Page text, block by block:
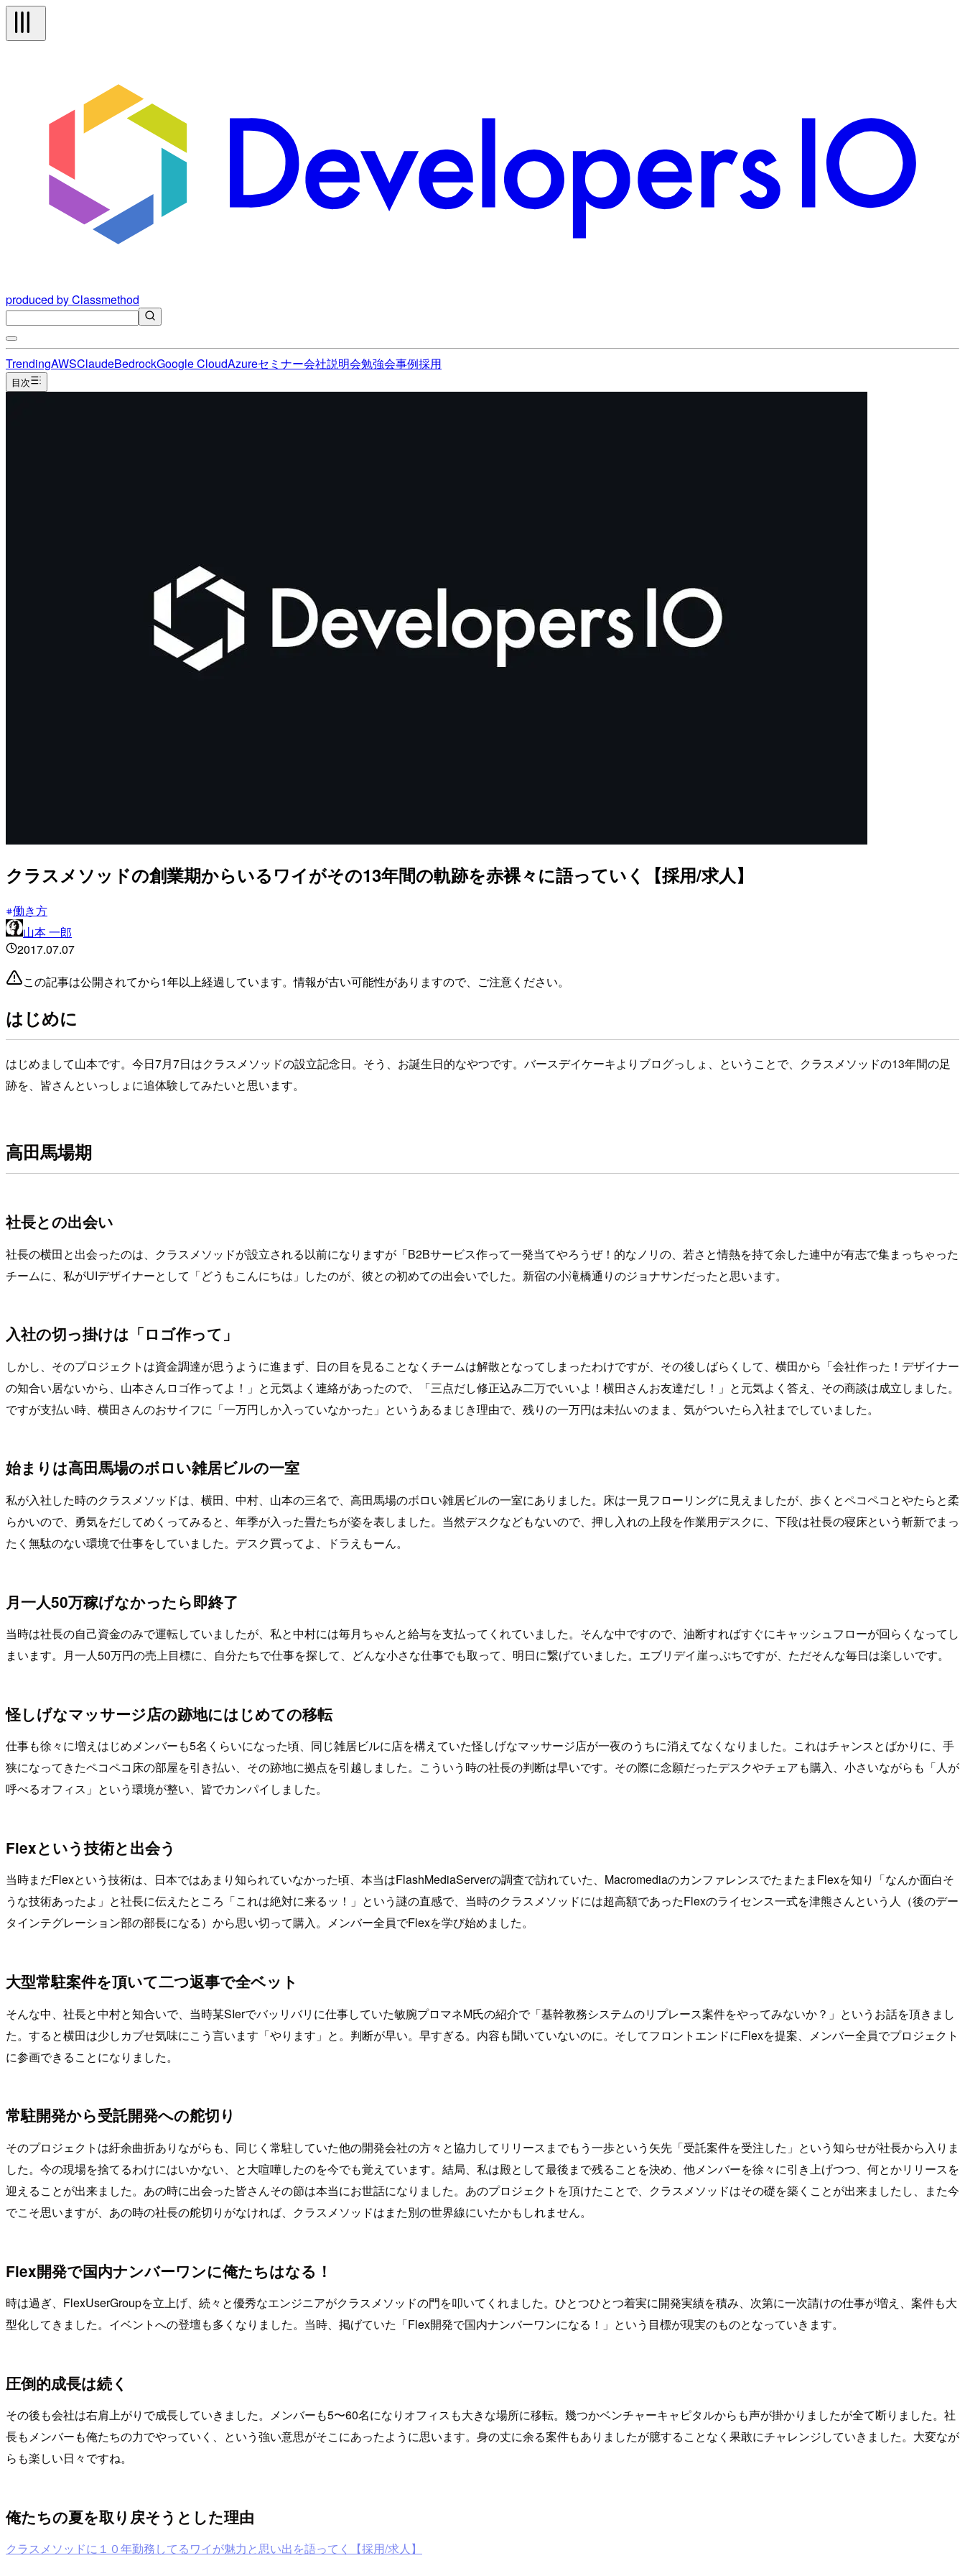
produced by Classmethod
TrendingAWSClaudeBedrockGoogle CloudAzureセミナー会社説明会勉強会事例採用
目次
クラスメソッドの創業期からいるワイがその13年間の軌跡を赤裸々に語っていく【採用/求人】
働き方
山本 一郎
2017.07.07
この記事は公開されてから1年以上経過しています。情報が古い可能性がありますので、ご注意ください。
はじめに
はじめまして山本です。今日7月7日はクラスメソッドの設立記念日。そう、お誕生日的なやつです。バースデイケーキよりブログっしょ、ということで、クラスメソッドの13年間の足
跡を、皆さんといっしょに追体験してみたいと思います。
高田馬場期
社長との出会い
社長の横田と出会ったのは、クラスメソッドが設立される以前になりますが「B2Bサービス作って一発当てやろうぜ！的なノリの、若さと情熱を持て余した連中が有志で集まっちゃった
チームに、私がUIデザイナーとして「どうもこんにちは」したのが、彼との初めての出会いでした。新宿の小滝橋通りのジョナサンだったと思います。
入社の切っ掛けは「ロゴ作って」
しかし、そのプロジェクトは資金調達が思うように進まず、日の目を見ることなくチームは解散となってしまったわけですが、その後しばらくして、横田から「会社作った！デザイナー
の知合い居ないから、山本さんロゴ作ってよ！」と元気よく連絡があったので、「三点だし修正込み二万でいいよ！横田さんお友達だし！」と元気よく答え、その商談は成立しました。
ですが支払い時、横田さんのおサイフに「一万円しか入っていなかった」というあるまじき理由で、残りの一万円は未払いのまま、気がついたら入社までしていました。
始まりは高田馬場のボロい雑居ビルの一室
私が入社した時のクラスメソッドは、横田、中村、山本の三名で、高田馬場のボロい雑居ビルの一室にありました。床は一見フローリングに見えましたが、歩くとペコペコとやたらと柔
らかいので、勇気をだしてめくってみると、年季が入った畳たちが姿を表しました。当然デスクなどもないので、押し入れの上段を作業用デスクに、下段は社長の寝床という斬新でまっ
たく無駄のない環境で仕事をしていました。デスク買ってよ、ドラえもーん。
月一人50万稼げなかったら即終了
当時は社長の自己資金のみで運転していましたが、私と中村には毎月ちゃんと給与を支払ってくれていました。そんな中ですので、油断すればすぐにキャッシュフローが回らくなってし
まいます。月一人50万円の売上目標に、自分たちで仕事を探して、どんな小さな仕事でも取って、明日に繋げていました。エブリデイ崖っぷちですが、ただそんな毎日は楽しいです。
怪しげなマッサージ店の跡地にはじめての移転
仕事も徐々に増えはじめメンバーも5名くらいになった頃、同じ雑居ビルに店を構えていた怪しげなマッサージ店が一夜のうちに消えてなくなりました。これはチャンスとばかりに、手
狭になってきたペコペコ床の部屋を引き払い、その跡地に拠点を引越しました。こういう時の社長の判断は早いです。その際に念願だったデスクやチェアも購入、小さいながらも「人が
呼べるオフィス」という環境が整い、皆でカンパイしました。
Flexという技術と出会う
当時まだFlexという技術は、日本ではあまり知られていなかった頃、本当はFlashMediaServerの調査で訪れていた、MacromediaのカンファレンスでたまたまFlexを知り「なんか面白そ
うな技術あったよ」と社長に伝えたところ「これは絶対に来るッ！」という謎の直感で、当時のクラスメソッドには超高額であったFlexのライセンス一式を津熊さんという人（後のデー
タインテグレーション部の部長になる）から思い切って購入。メンバー全員でFlexを学び始めました。
大型常駐案件を頂いて二つ返事で全ベット
そんな中、社長と中村と知合いで、当時某SIerでバッリバリに仕事していた敏腕プロマネM氏の紹介で「基幹教務システムのリプレース案件をやってみないか？」というお話を頂きまし
た。すると横田は少しカブせ気味にこう言います「やります」と。判断が早い。早すぎる。内容も聞いていないのに。そしてフロントエンドにFlexを提案、メンバー全員でプロジェクト
に参画できることになりました。
常駐開発から受託開発への舵切り
そのプロジェクトは紆余曲折ありながらも、同じく常駐していた他の開発会社の方々と協力してリリースまでもう一歩という矢先「受託案件を受注した」という知らせが社長から入りま
した。今の現場を捨てるわけにはいかない、と大喧嘩したのを今でも覚えています。結局、私は殿として最後まで残ることを決め、他メンバーを徐々に引き上げつつ、何とかリリースを
迎えることが出来ました。あの時に出会った皆さんその節は本当にお世話になりました。あのプロジェクトを頂けたことで、クラスメソッドはその礎を築くことが出来ましたし、また今
でこそ思いますが、あの時の社長の舵切りがなければ、クラスメソッドはまた別の世界線にいたかもしれません。
Flex開発で国内ナンバーワンに俺たちはなる！
時は過ぎ、FlexUserGroupを立上げ、続々と優秀なエンジニアがクラスメソッドの門を叩いてくれました。ひとつひとつ着実に開発実績を積み、次第に一次請けの仕事が増え、案件も大
型化してきました。イベントへの登壇も多くなりました。当時、掲げていた「Flex開発で国内ナンバーワンになる！」という目標が現実のものとなっていきます。
圧倒的成長は続く
その後も会社は右肩上がりで成長していきました。メンバーも5〜60名になりオフィスも大きな場所に移転。幾つかベンチャーキャピタルからも声が掛かりましたが全て断りました。社
長もメンバーも俺たちの力でやっていく、という強い意思がそこにあったように思います。身の丈に余る案件もありましたが臆することなく果敢にチャレンジしていきました。大変なが
らも楽しい日々ですね。
俺たちの夏を取り戻そうとした理由
クラスメソッドに１０年勤務してるワイが魅力と思い出を語ってく【採用/求人】